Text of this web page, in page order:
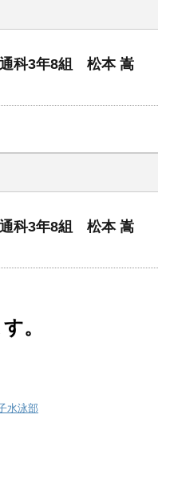
科3年8組 松本 嵩
科3年8組 松本 嵩
。
水泳部